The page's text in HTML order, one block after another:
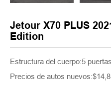
Jetour X70 PLUS
Edition
Estructura del cuerpo:5
Precios de autos